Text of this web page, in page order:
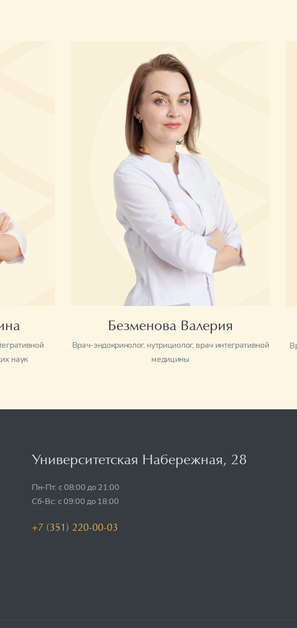
наук
Безменова Валерия
Врач-эндокринолог, нутрициолог, врач интегративной
медицины
Университетская Набережная, 28
Пн-Пт: с 08:00 до 21:00
Сб-Вс: с 09:00 до 18:00
+7 (351) 220-00-03